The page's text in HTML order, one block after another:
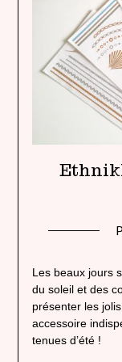
Les beaux jours
du soleil et des
présenter les
accessoire
tenues d’été !